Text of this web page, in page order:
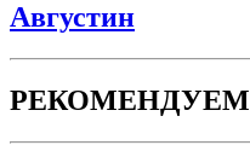
Августин
РЕКОМЕНДУЕМ